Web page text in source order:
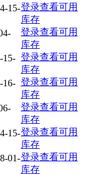
15-登录查看可用
库存
登录查看可用
库存
15- 登录查看可用
库存
16- 登录查看可用
库存
登录查看可用
库存
15-登录查看可用
库存
01-登录查看可用
库存